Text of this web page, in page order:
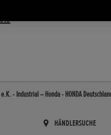
- Industrial – Honda - HONDA
HÄNDLERSUCHE